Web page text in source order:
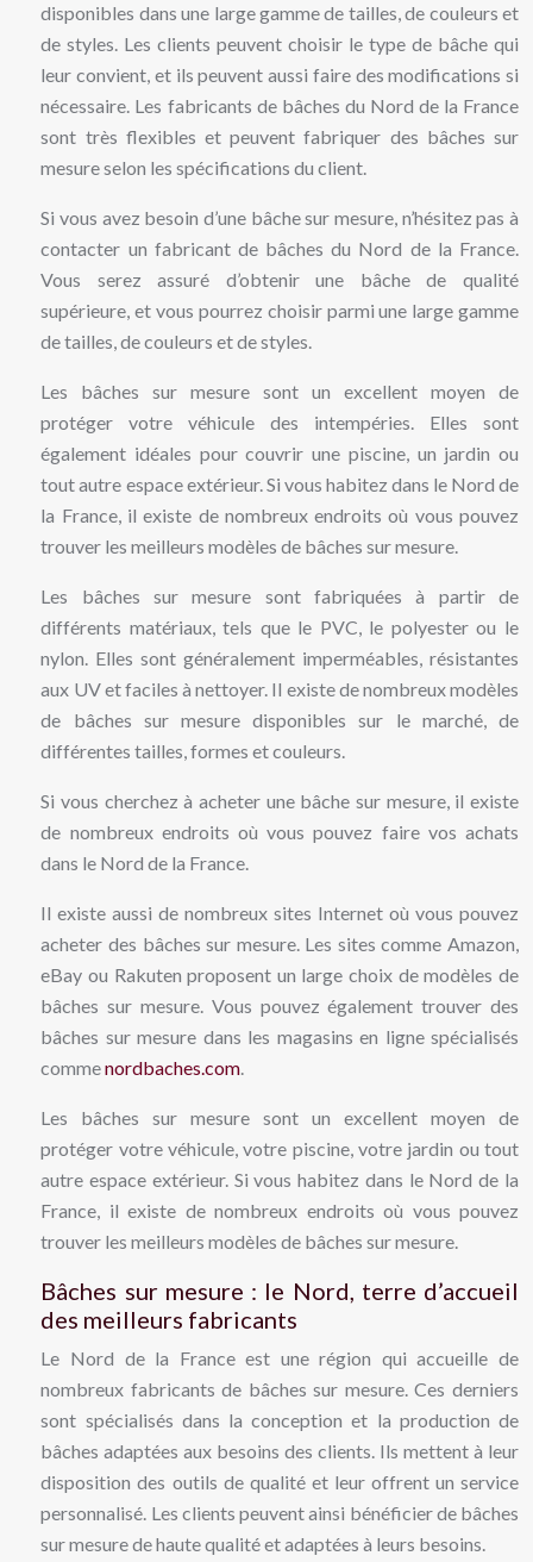
disponibles dans une large gamme de tailles, de couleurs et
de styles. Les clients peuvent choisir le type de bâche qui
leur convient, et ils peuvent aussi faire des modifications si
nécessaire. Les fabricants de bâches du Nord de la France
sont très flexibles et peuvent fabriquer des bâches sur
mesure selon les spécifications du client.
Si vous avez besoin d’une bâche sur mesure, n’hésitez pas à
contacter un fabricant de bâches du Nord de la France.
Vous serez assuré d’obtenir une bâche de qualité
supérieure, et vous pourrez choisir parmi une large gamme
de tailles, de couleurs et de styles.
Les bâches sur mesure sont un excellent moyen de
protéger votre véhicule des intempéries. Elles sont
également idéales pour couvrir une piscine, un jardin ou
tout autre espace extérieur. Si vous habitez dans le Nord de
la France, il existe de nombreux endroits où vous pouvez
trouver les meilleurs modèles de bâches sur mesure.
Les bâches sur mesure sont fabriquées à partir de
différents matériaux, tels que le PVC, le polyester ou le
nylon. Elles sont généralement imperméables, résistantes
aux UV et faciles à nettoyer. Il existe de nombreux modèles
de bâches sur mesure disponibles sur le marché, de
différentes tailles, formes et couleurs.
Si vous cherchez à acheter une bâche sur mesure, il existe
de nombreux endroits où vous pouvez faire vos achats
dans le Nord de la France.
Il existe aussi de nombreux sites Internet où vous pouvez
acheter des bâches sur mesure. Les sites comme Amazon,
eBay ou Rakuten proposent un large choix de modèles de
bâches sur mesure. Vous pouvez également trouver des
bâches sur mesure dans les magasins en ligne spécialisés
commenordbaches.com.
Les bâches sur mesure sont un excellent moyen de
protéger votre véhicule, votre piscine, votre jardin ou tout
autre espace extérieur. Si vous habitez dans le Nord de la
France, il existe de nombreux endroits où vous pouvez
trouver les meilleurs modèles de bâches sur mesure.
Bâches sur mesure : le Nord, terre d’accueil
des meilleurs fabricants
Le Nord de la France est une région qui accueille de
nombreux fabricants de bâches sur mesure. Ces derniers
sont spécialisés dans la conception et la production de
bâches adaptées aux besoins des clients. Ils mettent à leur
disposition des outils de qualité et leur offrent un service
personnalisé. Les clients peuvent ainsi bénéficier de bâches
sur mesure de haute qualité et adaptées à leurs besoins.